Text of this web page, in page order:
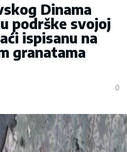
Dinama
podrške svojoj
ispisanu na
granatama
0